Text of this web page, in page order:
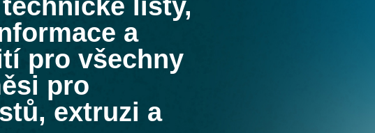
listy,
a
pro všechny
pro
extruzi a